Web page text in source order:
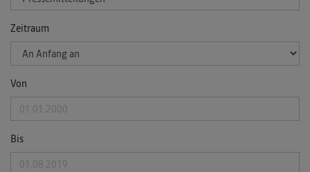
Zeitraum
Von
Bis